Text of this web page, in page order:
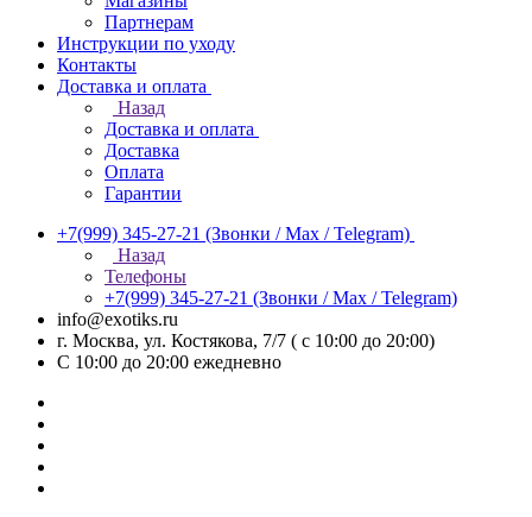
Партнерам
Инструкции по уходу
Контакты
Доставка и оплата
Назад
Доставка и оплата
Доставка
Оплата
Гарантии
+7(999) 345-27-21 (Звонки / Max / Telegram)
Назад
Телефоны
+7(999) 345-27-21 (Звонки / Max / Telegram)
info@exotiks.ru
г. Москва, ул. Костякова, 7/7 ( с 10:00 до 20:00)
С 10:00 до 20:00 ежедневно